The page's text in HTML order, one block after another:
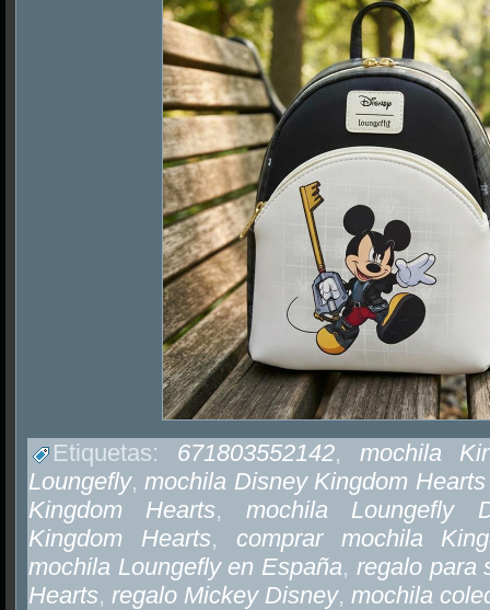
Etiquetas: 671803552142, mochila
Loungefly,mochila Disney Kingdom
Kingdom Hearts, mochila Loungefly
Kingdom Hearts, comprar mochila
mochila Loungefly en España, regalo para
Hearts, regalo Mickey Disney, mochila